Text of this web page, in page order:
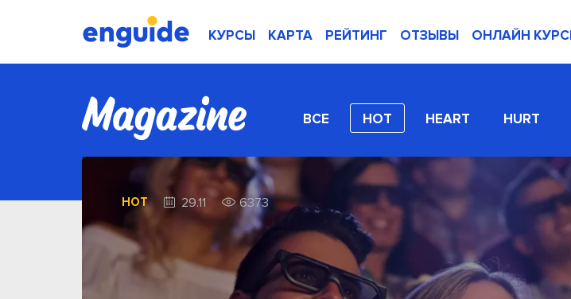
КУРСЫ КАРТА РЕЙТИНГ ОТЗЫВЫ ОНЛАЙН
ВСЕ HOT HEART HURT
HOT 29.11 6373